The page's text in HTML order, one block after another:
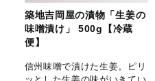
築地吉岡屋の漬物「生姜の
味噌漬け」 500g【冷蔵
便】
信州味噌で漬けた生姜。ピリ